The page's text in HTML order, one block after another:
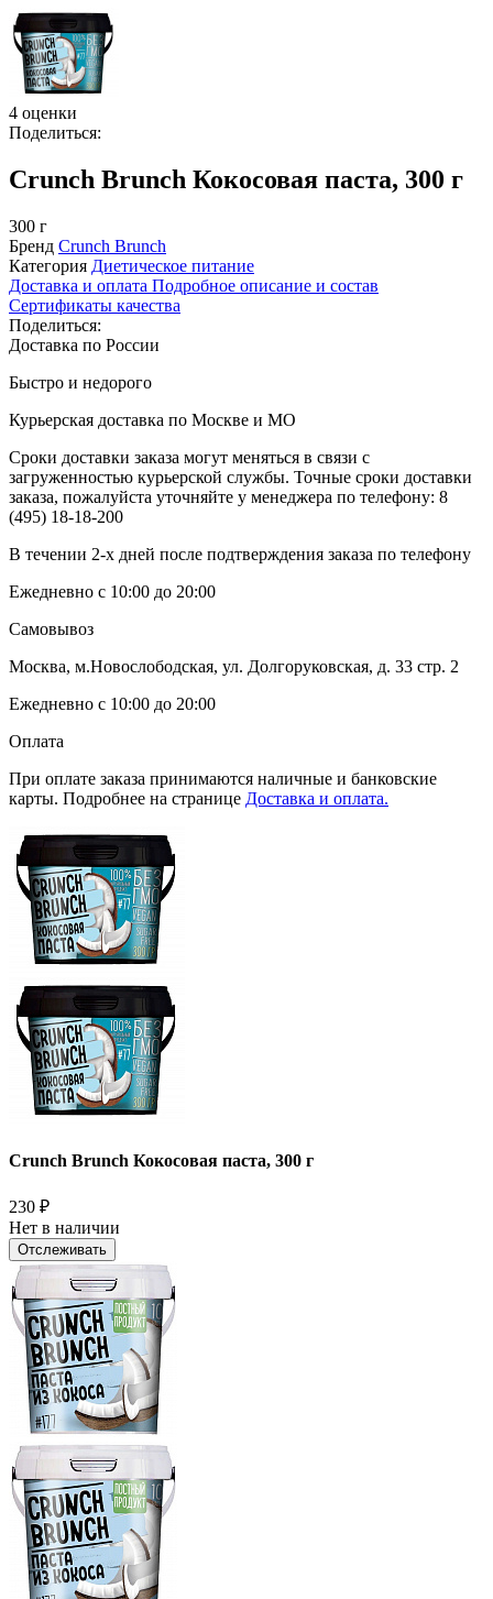
4 оценки
Поделиться:
Crunch Brunch Кокосовая паста, 300 г
300 г
Бренд Crunch Brunch
Категория Диетическое питание
Доставка и оплата Подробное описание и состав
Сертификаты качества
Поделиться:
Доставка по России
Быстро и недорого
Курьерская доставка по Москве и МО
Сроки доставки заказа могут меняться в связи с
загруженностью курьерской службы. Точные сроки доставки
заказа, пожалуйста уточняйте у менеджера по телефону: 8
(495) 18-18-200
В течении 2-х дней после подтверждения заказа по телефону
Ежедневно с 10:00 до 20:00
Самовывоз
Москва, м.Новослободская, ул. Долгоруковская, д. 33 стр. 2
Ежедневно с 10:00 до 20:00
Оплата
При оплате заказа принимаются наличные и банковские
карты. Подробнее на странице Доставка и оплата.
Crunch Brunch Кокосовая паста, 300 г
230 ₽
Нет в наличии
Отслеживать